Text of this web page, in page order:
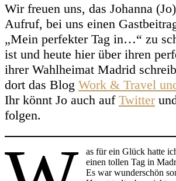
Wir freuen uns, das Johanna
Aufruf, bei uns einen
„Mein perfekter Tag in…“ zu
ist und heute hier über ihren
ihrer Wahlheimat Madrid
dort das Blog Work & Travel
Ihr könnt Jo auch auf Twitter
folgen.
as für ein Glück hatte
einen tollen Tag in
Es war wunderschön